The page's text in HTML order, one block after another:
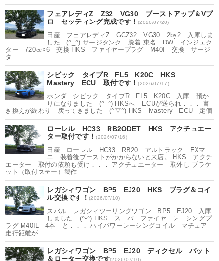
フェアレディZ Z32 VG30 ブーストアップ＆Vプ
ロ セッティング完成です！(2026/07/20)
日産 フェアレディZ GCZ32 VG30 2by2 入庫しま
した (^_^) サージタンク 脱着 東名 DW インジェク
ター 720㏄×6 交換 HKS ファイヤープラグ M40I 交換 サージ
タ
シビック タイプR FL5 K20C HKS
Mastery ECU 取付です！(2026/07/17)
ホンダ シビック タイプR FL5 K20C 入庫 預か
りになりました (^_^) HKSへ ECUが送られ．．． 書
き換えが終わり 戻ってきました (^▽^) HKS Mastery ECU 定価
ローレル HC33 RB2ODET HKS アクチュエー
ター取付です！(2026/07/16)
日産 ローレル HC33 RB20 アルトラック EXマ
ニ 装着後ブーストがかからないと来店。 HKS アクチ
エーター 取付の依頼も受け．．． アクチュエーター 取外し ブラケ
ット（取付ステー）製作
レガシィワゴン BP5 EJ20 HKS プラグ＆コイ
ル交換です！(2026/07/10)
スバル レガシィツーリングワゴン BP5 EJ20 入庫
しました (^-^) HKS スーパーファイヤーレーシングプ
ラグ M40IL 4本 と．．． ハイパワーレーシングコイル マチュア
走行距離が
レガシィワゴン BP5 EJ20 ディクセル パット
＆ローター交換です(2026/07/10)